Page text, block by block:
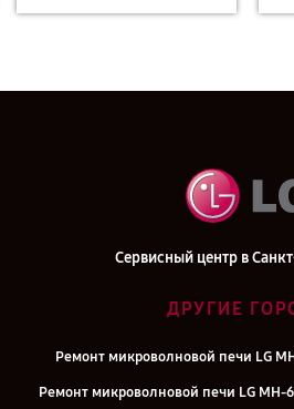
Сервисный центр в
ДРУГИЕ
Ремонт микроволновой печи LG
Ремонт микроволновой печи LG MH-